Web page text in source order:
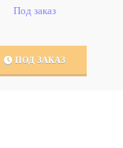
Под заказ
ПОД ЗАКАЗ